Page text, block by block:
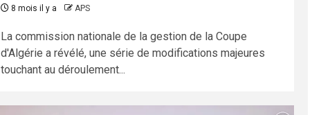
8 mois il y a APS
La commission nationale de la gestion de la Coupe
d'Algérie a révélé, une série de modifications majeures
touchant au déroulement...